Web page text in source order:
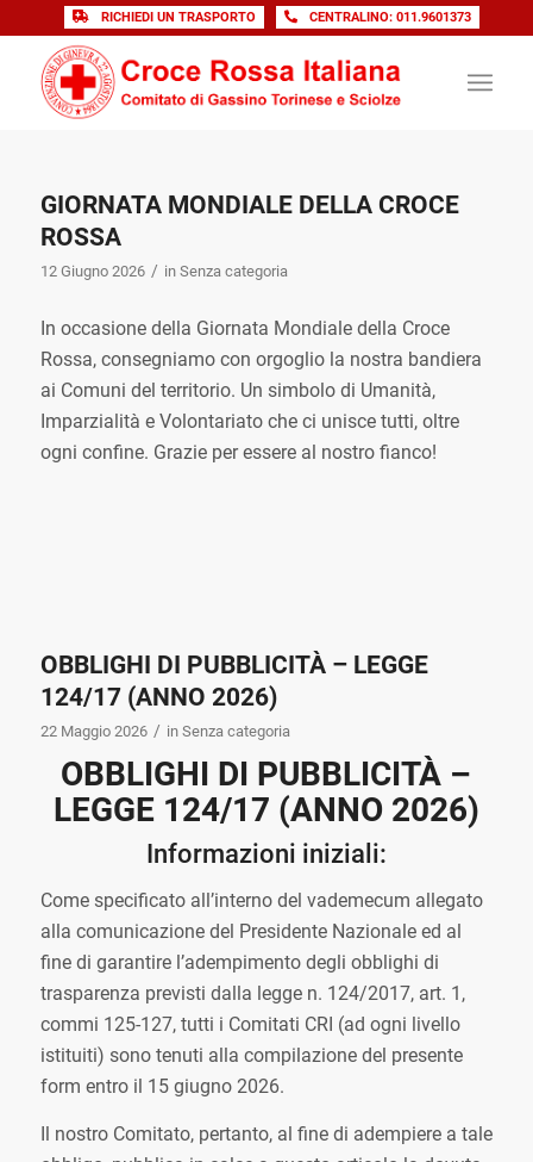
RICHIEDI UN TRASPORTO CENTRALINO: 011.9601373
GIORNATA MONDIALE DELLA CROCE
ROSSA
12 Giugno 2026 / in Senza categoria
In occasione della Giornata Mondiale della Croce
Rossa, consegniamo con orgoglio la nostra bandiera
ai Comuni del territorio. Un simbolo di Umanità,
Imparzialità e Volontariato che ci unisce tutti, oltre
ogni confine. Grazie per essere al nostro fianco!
OBBLIGHI DI PUBBLICITÀ – LEGGE
124/17 (ANNO 2026)
22 Maggio 2026 / in Senza categoria
OBBLIGHI DI PUBBLICITÀ –
LEGGE 124/17 (ANNO 2026)
Informazioni iniziali:
Come specificato all’interno del vademecum allegato
alla comunicazione del Presidente Nazionale ed al
fine di garantire l’adempimento degli obblighi di
trasparenza previsti dalla legge n. 124/2017, art. 1,
commi 125-127, tutti i Comitati CRI (ad ogni livello
istituiti) sono tenuti alla compilazione del presente
form entro il 15 giugno 2026.
Il nostro Comitato, pertanto, al fine di adempiere a tale